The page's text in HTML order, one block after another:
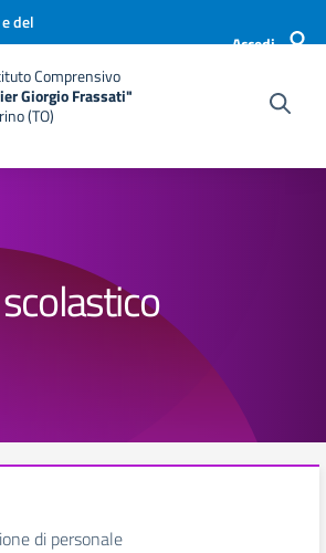
del
Accedi
Comprensivo
Giorgio Frassati"
(TO)
di personale